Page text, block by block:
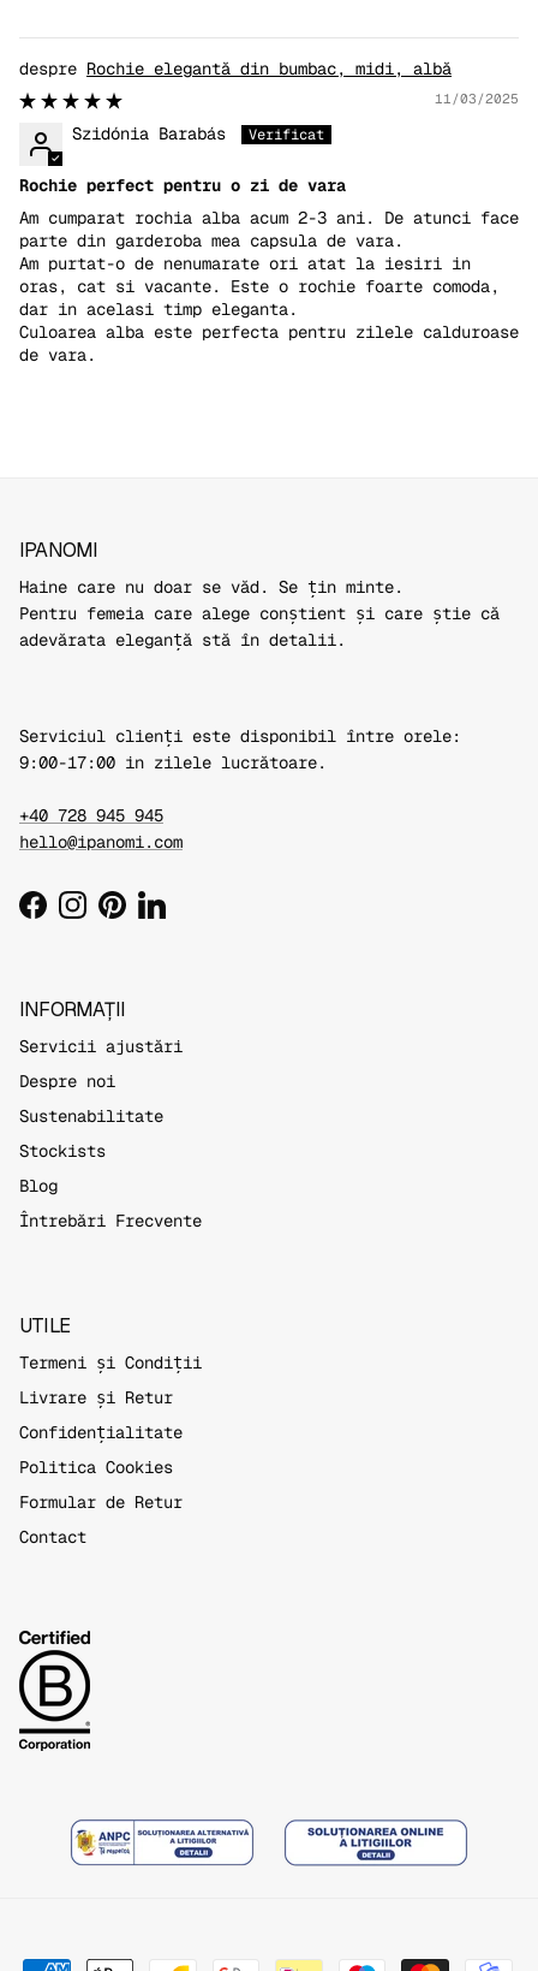
Rochie elegantă din bumbac, midi, albă
11/03/2025
Szidónia Barabás
Rochie perfect pentru o zi de vara
Am cumparat rochia alba acum 2-3 ani. De atunci face
parte din garderoba mea capsula de vara.
Am purtat-o de nenumarate ori atat la iesiri in
oras, cat si vacante. Este o rochie foarte comoda,
dar in acelasi timp eleganta.
Culoarea alba este perfecta pentru zilele calduroase
de vara.
IPANOMI
Haine care nu doar se văd. Se țin minte.
Pentru femeia care alege conștient și care știe că
adevărata eleganță stă în detalii.
Serviciul clienți este disponibil între orele:
9:00-17:00 in zilele lucrătoare.
+40 728 945 945
hello@ipanomi.com
FacebookInstagram
Pinterest
LinkedIn
INFORMAȚII
Servicii ajustări
Despre noi
Sustenabilitate
Stockists
Blog
Întrebări Frecvente
UTILE
Termeni și Condiții
Livrare și Retur
Confidențialitate
Politica Cookies
Formular de Retur
Contact